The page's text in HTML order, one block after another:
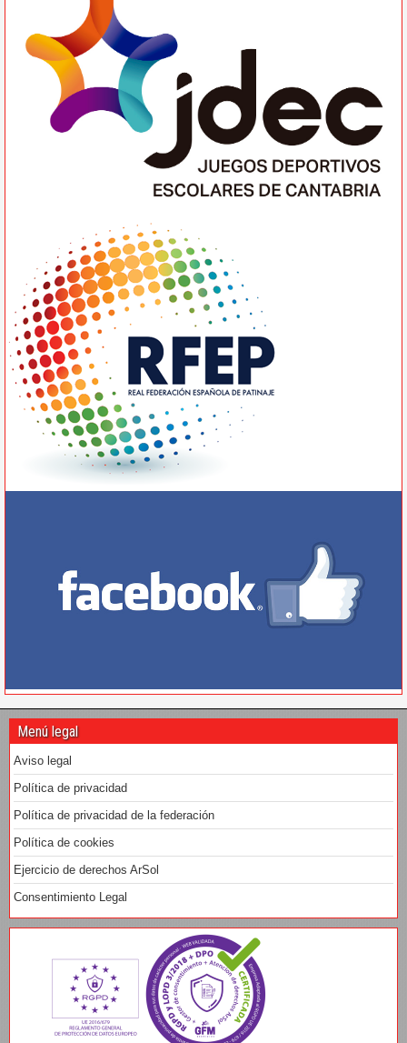
Menú legal
Aviso legal
Política de privacidad
Política de privacidad de la federación
Política de cookies
Ejercicio de derechos ArSol
Consentimiento Legal